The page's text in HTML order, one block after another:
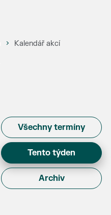
Kalendář akcí
Všechny termíny
Tento týden
Archiv